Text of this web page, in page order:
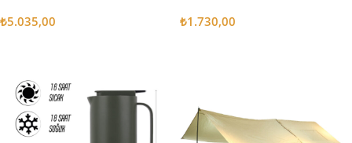
₺5.035,00
₺1.730,00